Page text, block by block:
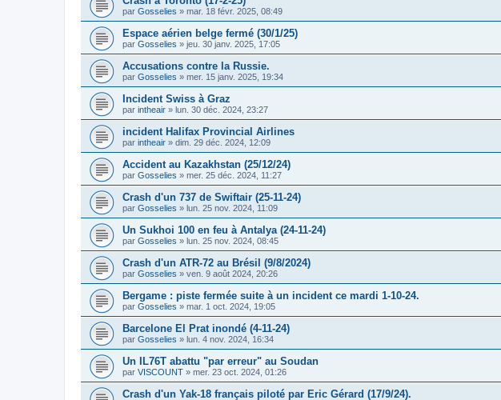
par Gosselies » mar. 18 févr. 2025, 08:49
Espace aérien belge fermé (30/1/25)
par Gosselies » jeu. 30 janv. 2025, 17:05
Accusations contre la Russie.
par Gosselies » mer. 15 janv. 2025, 19:34
Incident Swiss à Graz
par intheair » lun. 30 déc. 2024, 23:27
incident Halifax Provincial Airlines
par intheair » dim. 29 déc. 2024, 12:09
Accident au Kazakhstan (25/12/24)
par Gosselies » mer. 25 déc. 2024, 11:27
Crash d'un 737 de Swiftair (25-11-24)
par Gosselies » lun. 25 nov. 2024, 11:09
Un Sukhoi 100 en feu à Antalya (24-11-24)
par Gosselies » lun. 25 nov. 2024, 08:45
Crash d'un ATR-72 au Brésil (9/8/2024)
par Gosselies » ven. 9 août 2024, 20:26
Bergame : piste fermée suite à un incident ce mardi 1-10-24.
par Gosselies » mar. 1 oct. 2024, 19:05
Barcelone El Prat inondé (4-11-24)
par Gosselies » lun. 4 nov. 2024, 16:34
Un IL76T abattu "par erreur" au Soudan
par VISCOUNT » mer. 23 oct. 2024, 01:26
Crash d'un Yak-18 français piloté par Eric Gérard (17/9/24).